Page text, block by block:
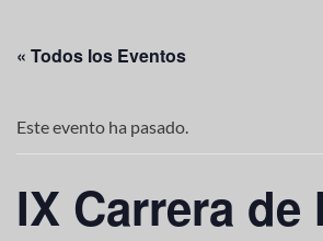
« Todos los Eventos
Este evento ha pasado.
IX Carrera